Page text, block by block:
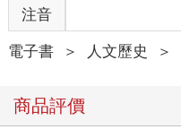
注音
電子書 ＞ 人文歷史 ＞
商品評價